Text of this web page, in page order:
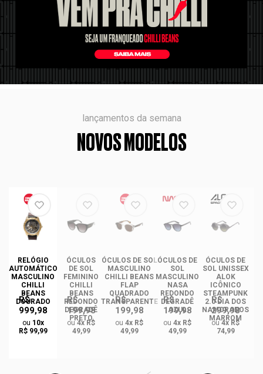
lançamentos da semana
NOVOS MODELOS
RELÓGIO
AUTOMÁTICO
MASCULINO
CHILLI
BEANS
DOURADO
R$
999,98
ou 10x
R$ 99,99
ÓCULOS
DE SOL
FEMININO
CHILLI
BEANS
REDONDO
DEGRADÊ
PRETO
R$
199,98
ou4x R$
49,99
ÓCULOS DE SOL
MASCULINO
CHILLI BEANS
FLAP
QUADRADO
TRANSPARENTE
R$
199,98
ou 4x R$
49,99
ÓCULOS DE
SOL
MASCULINO
NASA
REDONDO
DEGRADÊ
AZUL
R$
199,98
ou 4x R$
49,99
ÓCULOS DE
SOL UNISSEX
ALOK
ICÔNICO
STEAMPUNK
2.0 DIA DOS
NAMORADOS
MARROM
R$
299,98
ou4x R$
74,99